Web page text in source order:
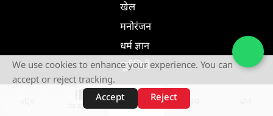
वेब स्टोरीज़
खेल
मनोरंजन
धर्म ज्ञान
यूटीलिटी
Download App
We use cookies to enhance your experience. You can
accept or reject tracking.
Accept
Reject